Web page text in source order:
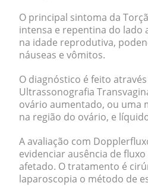
O principal sintoma da
intensa e repentina do lado
na idade reprodutiva,
náuseas e vômitos.
O diagnóstico é feito
Ultrassonografia
ovário aumentado, ou uma
na região do ovário, e
A avaliação com
evidenciar ausência de
afetado. O tratamento é
laparoscopia o método de